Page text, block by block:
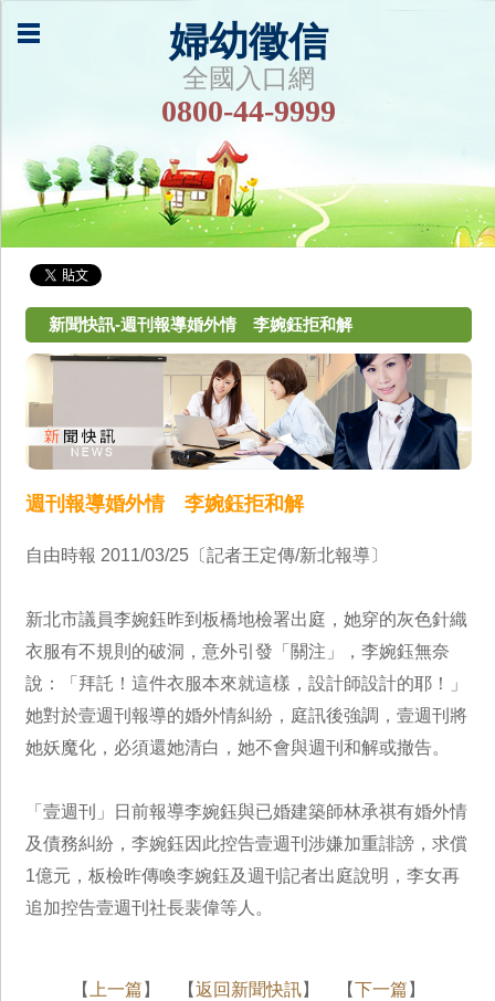
婦幼徵信
全國入口網
0800-44-9999
新聞快訊-週刊報導婚外情 李婉鈺拒和解
週刊報導婚外情 李婉鈺拒和解
自由時報 2011/03/25〔記者王定傳/新北報導〕
新北市議員李婉鈺昨到板橋地檢署出庭，她穿的灰色針織
衣服有不規則的破洞，意外引發「關注」，李婉鈺無奈
說：「拜託！這件衣服本來就這樣，設計師設計的耶！」
她對於壹週刊報導的婚外情糾紛，庭訊後強調，壹週刊將
她妖魔化，必須還她清白，她不會與週刊和解或撤告。
「壹週刊」日前報導李婉鈺與已婚建築師林承祺有婚外情
及債務糾紛，李婉鈺因此控告壹週刊涉嫌加重誹謗，求償
1億元，板檢昨傳喚李婉鈺及週刊記者出庭說明，李女再
追加控告壹週刊社長裴偉等人。
【 上一篇 】 【返回新聞快訊】 【下一篇 】